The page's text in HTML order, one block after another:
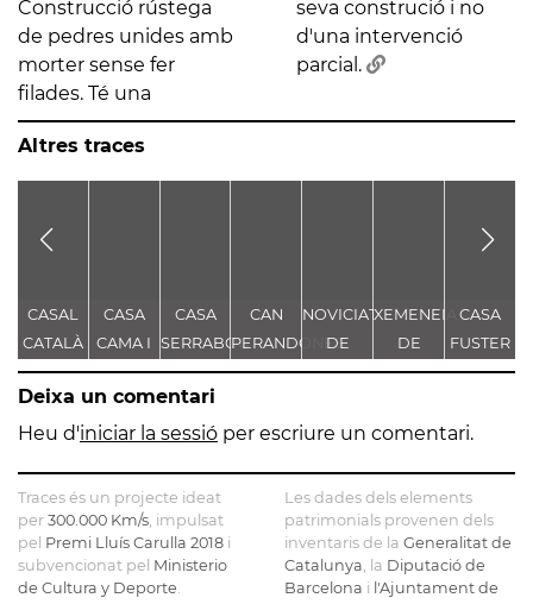
Construcció rústega
de pedres unides amb
morter sense fer
filades. Té una
seva construció i no
d'una intervenció
parcial.
Altres traces
CASAL
CATALÀ
CASA
CAMA I
ESCURRA
CASA
SERRABOU
CAN
PERANDONES
- CASA
FARJAS
NOVICIAT
DE
NOSTRA
DE LA
XEMENEIA
DE
L'ANTIGA
C.E.L.O.
CASA
FUSTER
Deixa un comentari
Heu d'iniciar la sessió per escriure un comentari.
Traces és un projecte ideat
per 300.000 Km/s , impulsat
pel Premi Lluís Carulla 2018 i
subvencionat pel Ministerio
de Cultura y Deporte
Les dades dels elements
patrimonials provenen dels
inventaris de la Generalitat de
Catalunya , la Diputació de
Barcelona i l'Ajuntament de